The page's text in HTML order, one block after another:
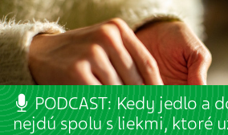
PODCAST: Kedy jedlo a
nejdú spolu s liekmi, ktoré